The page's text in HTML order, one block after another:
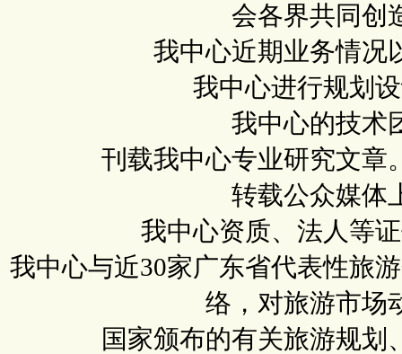
会各界共同创
我中心近期业务情况
我中心进行规划
我中心的技术
刊载我中心专业研究文章
转载公众媒体
我中心资质、法人等
我中心与近30家广东省代表性旅
络，对旅游市场
国家颁布的有关旅游规划